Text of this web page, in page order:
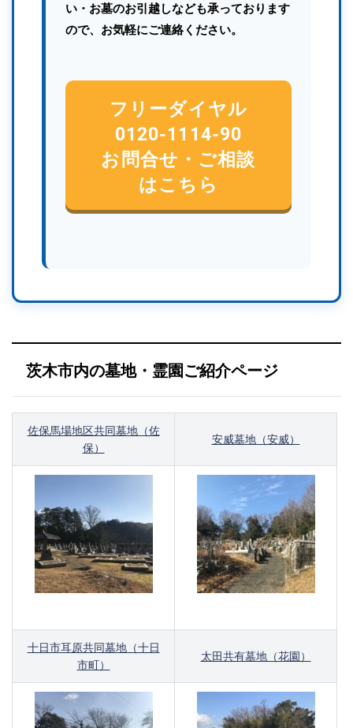
い・お墓のお引越しなども承っております
ので、お気軽にご連絡ください。
フリーダイヤル
0120-1114-90
お問合せ・ご相談
はこちら
茨木市内の墓地・霊園ご紹介ページ
佐保馬場地区共同墓地（佐
保）
安威墓地（安威）
十日市耳原共同墓地（十日
市町）
太田共有墓地（花園）